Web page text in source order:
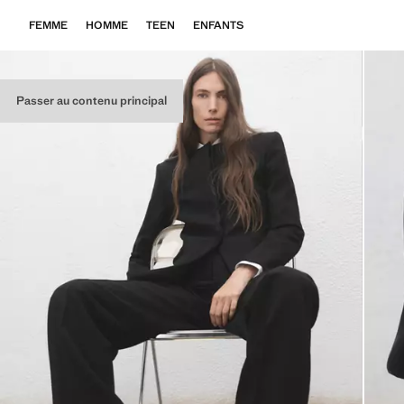
Passer au contenu principal
FEMME HOMME TEEN ENFANTS